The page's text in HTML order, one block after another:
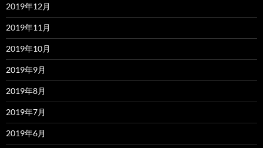
2019年12月
2019年11月
2019年10月
2019年9月
2019年8月
2019年7月
2019年6月